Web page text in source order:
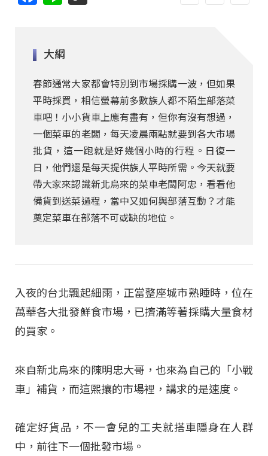
大綱
春節通常大家都會特別到市場採購一波，但如果
平時採買，相信螢幕前多數族人都不陌生部落菜
車吧！小小貨車上應有盡有，但你有沒有想過，
一個菜車的老闆，每天凌晨兩點就要到各大市場
批貨，這一跑就是好幾個小時的行程。日復一
日，他們還是每天提供族人平時所需。今天就要
帶大家來認識新北烏來的菜車老闆阿忠，看看他
備貨到送菜過程，當中又如何與部落互動？才能
奠定菜車在部落不可或缺的地位。
入夜的台北飄起細雨，正當整座城市熟睡時，位在
萬華各大批發鮮食市場，已擠滿等著採購大量食材
的買家。
來自新北烏來的陳明忠大哥，也來為自己的「小戰
車」補貨，而這熙攘的市場裡，講求的是速度。
確定好貨品，不一會兒的工夫就搭車隱身在人群
中，前往下一個批發市場。